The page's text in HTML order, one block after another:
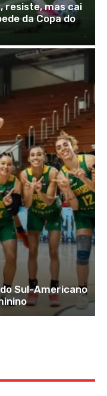
resiste, mas cai
da Copa do
Sul-Americano